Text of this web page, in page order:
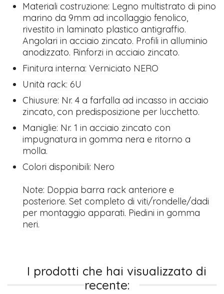
​Materiali costruzione: Legno multistrato di pino
marino da 9mm ad incollaggio fenolico,
rivestito in laminato plastico antigraffio.
Angolari in acciaio zincato. Profili in alluminio
anodizzato. Rinforzi in acciaio zincato.
Finitura interna: Verniciato NERO
Unità rack: 6U
Chiusure: Nr. 4 a farfalla ad incasso in acciaio
zincato, con predisposizione per lucchetto.
Maniglie: Nr. 1 in acciaio zincato con
impugnatura in gomma nera e ritorno a
molla.
Colori disponibili: Nero
Note: Doppia barra rack anteriore e
posteriore. Set completo di viti/rondelle/dadi
per montaggio apparati. Piedini in gomma
neri.
I prodotti che hai visualizzato di
recente: